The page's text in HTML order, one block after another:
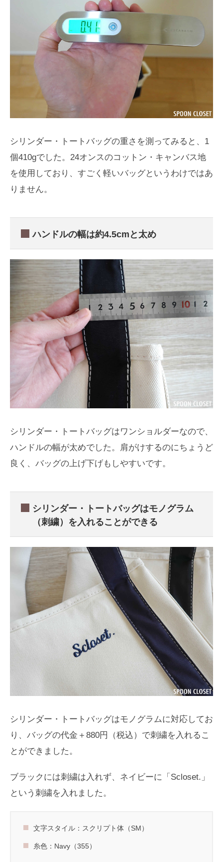
シリンダー・トートバッグの重さを測ってみると、1
個410gでした。24オンスのコットン・キャンバス地
を使用しており、すごく軽いバッグというわけではあ
りません。
ハンドルの幅は約4.5cmと太め
シリンダー・トートバッグはワンショルダーなので、
ハンドルの幅が太めでした。肩がけするのにちょうど
良く、バッグの上げ下げもしやすいです。
シリンダー・トートバッグはモノグラム
（刺繍）を入れることができる
シリンダー・トートバッグはモノグラムに対応してお
り、バッグの代金＋880円（税込）で刺繍を入れるこ
とができました。
ブラックには刺繍は入れず、ネイビーに「Scloset.」
という刺繍を入れました。
文字スタイル：スクリプト体（SM）
糸色：Navy（355）